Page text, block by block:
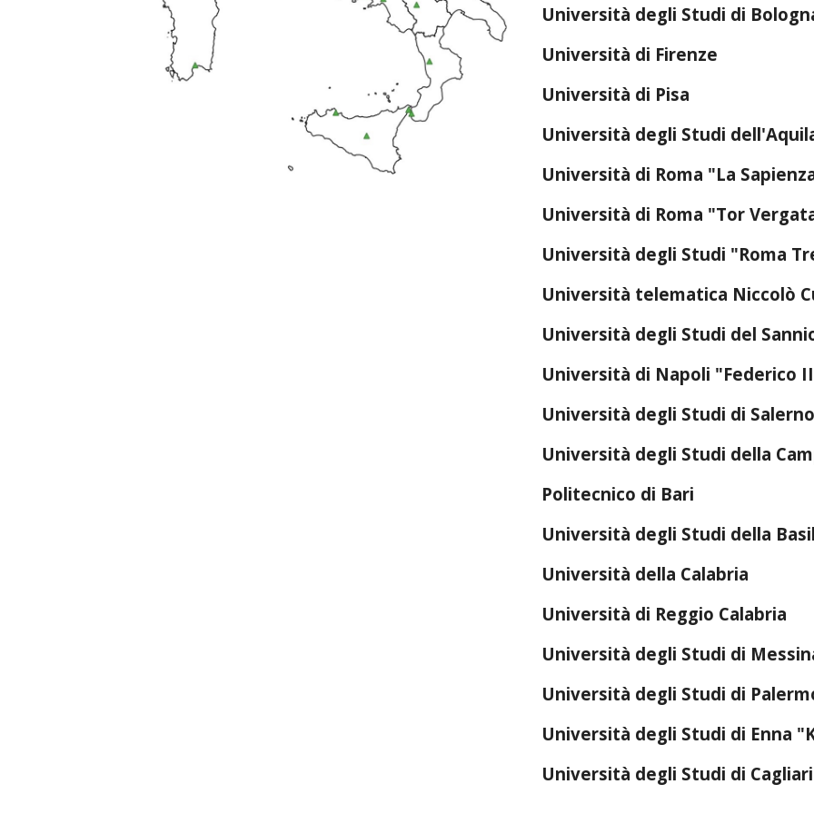
Università degli Studi di
Università di Firenze
Università di Pisa
Università degli Studi
Università di Roma "La
Università di Roma "Tor
Università degli Studi "Roma
Università telematica Niccolò
Università degli Studi del
Università di Napoli "Federico
Università degli Studi di Salerno
Università degli Studi della
Politecnico di Bari
Università degli Studi della
Università della Calabria
Università di Reggio Calabria
Università degli Studi di
Università degli Studi di
Università degli Studi di Enna
Università degli Studi di Cagliari